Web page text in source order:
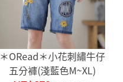
＊ORead＊小花刺繡牛仔
五分褲(淺藍色M~XL)